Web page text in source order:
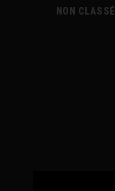
NON CLASSÉ